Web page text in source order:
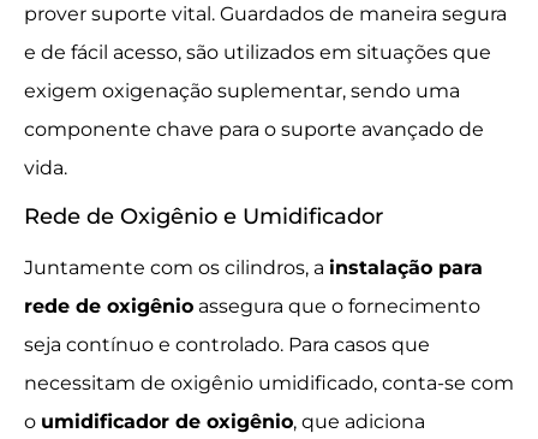
prover suporte vital. Guardados de maneira segura
e de fácil acesso, são utilizados em situações que
exigem oxigenação suplementar, sendo uma
componente chave para o suporte avançado de
vida.
Rede de Oxigênio e Umidificador
Juntamente com os cilindros, a instalação para
rede de oxigênio assegura que o fornecimento
seja contínuo e controlado. Para casos que
necessitam de oxigênio umidificado, conta-se com
o umidificador de oxigênio, que adiciona